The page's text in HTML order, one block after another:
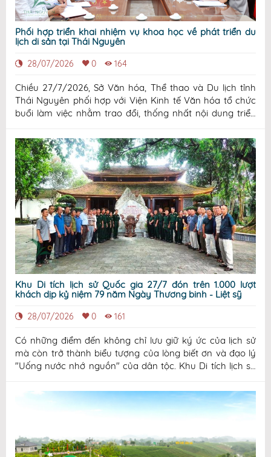
Phối hợp triển khai nhiệm vụ khoa học về phát triển du
lịch di sản tại Thái Nguyên
28/07/2026 0 164
Chiều 27/7/2026, Sở Văn hóa, Thể thao và Du lịch tỉnh
Thái Nguyên phối hợp với Viện Kinh tế Văn hóa tổ chức
buổi làm việc nhằm trao đổi, thống nhất nội dung triển
phát triển du lịch di sản trong bối cảnh mới phục vụ bảo
tồn, phát huy giá trị văn
Khu Di tích lịch sử Quốc gia 27/7 đón trên 1.000 lượt
khách dịp kỷ niệm 79 năm Ngày Thương binh - Liệt sỹ
28/07/2026 0 161
Có những điểm đến không chỉ lưu giữ ký ức của lịch sử
mà còn trở thành biểu tượng của lòng biết ơn và đạo lý
"Uống nước nhớ nguồn" của dân tộc. Khu Di tích lịch sử
chỉ là nơi ghi dấu sự kiện ra đời Ngày Thương binh - Liệt
sĩ mà còn là điểm đến về